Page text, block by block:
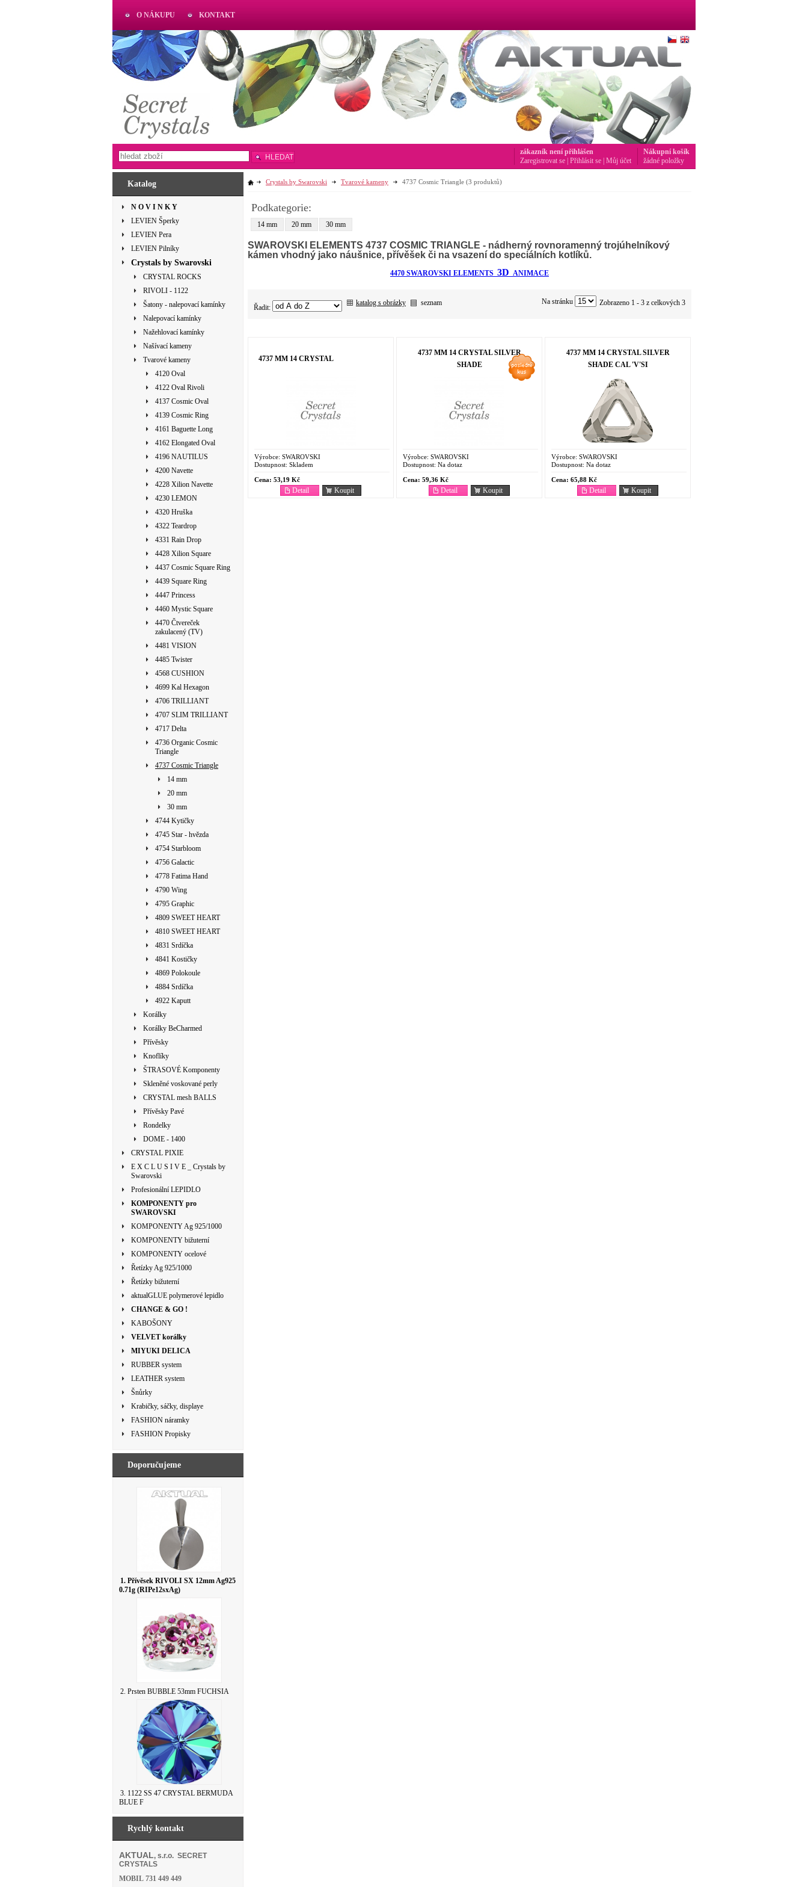
Katalog
N O V I N K Y
LEVIEN Šperky
LEVIEN Pera
LEVIEN Pilníky
Crystals by Swarovski
CRYSTAL ROCKS
RIVOLI - 1122
Šatony - nalepovací kamínky
Nalepovací kamínky
Nažehlovací kamínky
Našívací kameny
Tvarové kameny
4120 Oval
4122 Oval Rivoli
4137 Cosmic Oval
4139 Cosmic Ring
4161 Baguette Long
4162 Elongated Oval
4196 NAUTILUS
4200 Navette
4228 Xilion Navette
4230 LEMON
4320 Hruška
4322 Teardrop
4331 Rain Drop
4428 Xilion Square
4437 Cosmic Square Ring
4439 Square Ring
4447 Princess
4460 Mystic Square
4470 Čtvereček
zakulacený (TV)
4481 VISION
4485 Twister
4568 CUSHION
4699 Kal Hexagon
4706 TRILLIANT
4707 SLIM TRILLIANT
4717 Delta
4736 Organic Cosmic
Triangle
4737 Cosmic Triangle
14 mm
20 mm
30 mm
4744 Kytičky
4745 Star - hvězda
4754 Starbloom
4756 Galactic
4778 Fatima Hand
4790 Wing
4795 Graphic
4809 SWEET HEART
4810 SWEET HEART
4831 Srdíčka
4841 Kostičky
4869 Polokoule
4884 Srdíčka
4922 Kaputt
Korálky
Korálky BeCharmed
Přívěsky
Knoflíky
ŠTRASOVÉ Komponenty
Skleněné voskované perly
CRYSTAL mesh BALLS
Přívěsky Pavé
Rondelky
DOME - 1400
CRYSTAL PIXIE
E X C L U S I V E _ Crystals by
Swarovski
Profesionální LEPIDLO
KOMPONENTY pro
SWAROVSKI
KOMPONENTY Ag 925/1000
KOMPONENTY bižuterní
KOMPONENTY ocelové
Řetízky Ag 925/1000
Řetízky bižuterní
aktualGLUE polymerové lepidlo
CHANGE & GO !
KABOŠONY
VELVET korálky
MIYUKI DELICA
RUBBER system
LEATHER system
Šnůrky
Krabičky, sáčky, displaye
FASHION náramky
FASHION Propisky
Doporučujeme
1. Přívěsek RIVOLI SX 12mm Ag925
0.71g (RIPe12sxAg)
2. Prsten BUBBLE 53mm FUCHSIA
3. 1122 SS 47 CRYSTAL BERMUDA
BLUE F
Rychlý kontakt
AKTUAL, s.r.o. SECRET
CRYSTALS
MOBIL 731 449 449
Crystals by Swarovski Tvarové kameny 4737 Cosmic Triangle (3 produktů)
Podkategorie:
14 mm 20 mm 30 mm
SWAROVSKI ELEMENTS 4737 COSMIC TRIANGLE - nádherný rovnoramenný trojúhelníkový
kámen vhodný jako náušnice, přívěšek či na vsazení do speciálních kotlíků.
4470 SWAROVSKI ELEMENTS 3D ANIMACE
Řadit:
katalog s obrázky seznam Zobrazeno 1 - 3 z celkových 3
Na stránku
4737 MM 14 CRYSTAL
Výrobce: SWAROVSKI
Dostupnost: Skladem
Cena: 53,19 Kč
Koupit
Detail
4737 MM 14 CRYSTAL SILVER
SHADE
Výrobce: SWAROVSKI
Dostupnost: Na dotaz
Cena: 59,36 Kč
Koupit
Detail
4737 MM 14 CRYSTAL SILVER
SHADE CAL 'V'SI
Výrobce: SWAROVSKI
Dostupnost: Na dotaz
Cena: 65,88 Kč
Koupit
Detail
O NÁKUPU KONTAKT
AKTUAL
www.aktual-koralky.cz
HLEDAT
Nákupní košík
žádné položky
zákazník není přihlášen
Zaregistrovat se Přihlásit se Můj účet